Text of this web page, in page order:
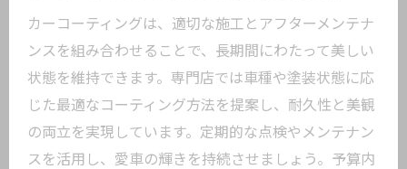
カーコーティングは、適切な施工とアフターメンテナ
ンスを組み合わせることで、長期間にわたって美しい
状態を維持できます。専門店では車種や塗装状態に応
じた最適なコーティング方法を提案し、耐久性と美観
の両立を実現しています。定期的な点検やメンテナン
スを活用し、愛車の輝きを持続させましょう。予算内